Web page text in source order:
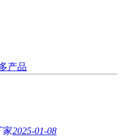
产品
家2025-01-08